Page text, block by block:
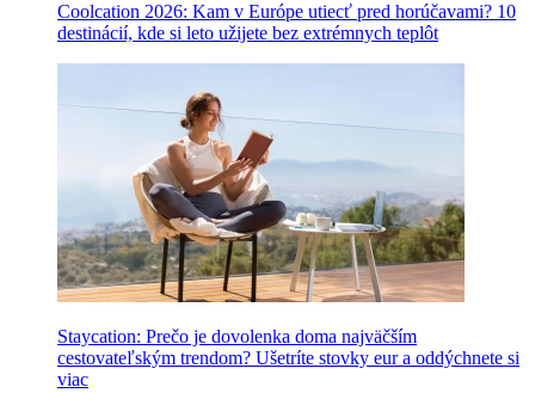
Coolcation 2026: Kam v Európe utiecť pred horúčavami? 10
destinácií, kde si leto užijete bez extrémnych teplôt
Staycation: Prečo je dovolenka doma najväčším
cestovateľským trendom? Ušetríte stovky eur a oddýchnete si
viac